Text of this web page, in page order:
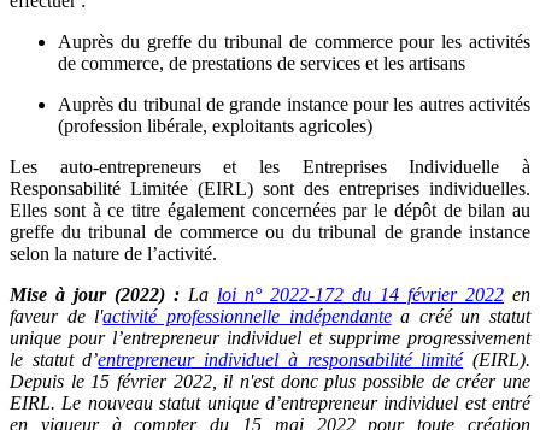
Auprès du greffe du tribunal de commerce pour les activités
de commerce, de prestations de services et les artisans
Auprès du tribunal de grande instance pour les autres activités
(profession libérale, exploitants agricoles)
Les auto-entrepreneurs et les Entreprises Individuelle à
Responsabilité Limitée (EIRL) sont des entreprises individuelles.
Elles sont à ce titre également concernées par le dépôt de bilan au
greffe du tribunal de commerce ou du tribunal de grande instance
selon la nature de l’activité.
Mise à jour (2022) : La loi n° 2022-172 du 14 février 2022 en
faveur de l'activité professionnelle indépendantea créé un statut
unique pour l’entrepreneur individuel et supprime progressivement
le statut d’entrepreneur individuel à responsabilité limité(EIRL).
Depuis le 15 février 2022, il n'est donc plus possible de créer une
EIRL. Le nouveau statut unique d’entrepreneur individuel est entré
en vigueur à compter du 15 mai 2022 pour toute création